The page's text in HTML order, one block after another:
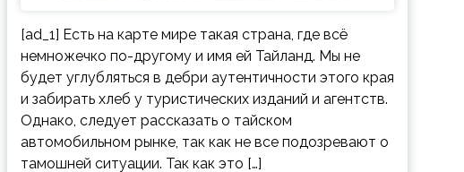
[ad_1] Есть на карте мире такая страна, где всё
немножечко по-другому и имя ей Тайланд. Мы не
будет углубляться в дебри аутентичности этого края
и забирать хлеб у туристических изданий и агентств.
Однако, следует рассказать о тайском
автомобильном рынке, так как не все подозревают о
тамошней ситуации. Так как это […]